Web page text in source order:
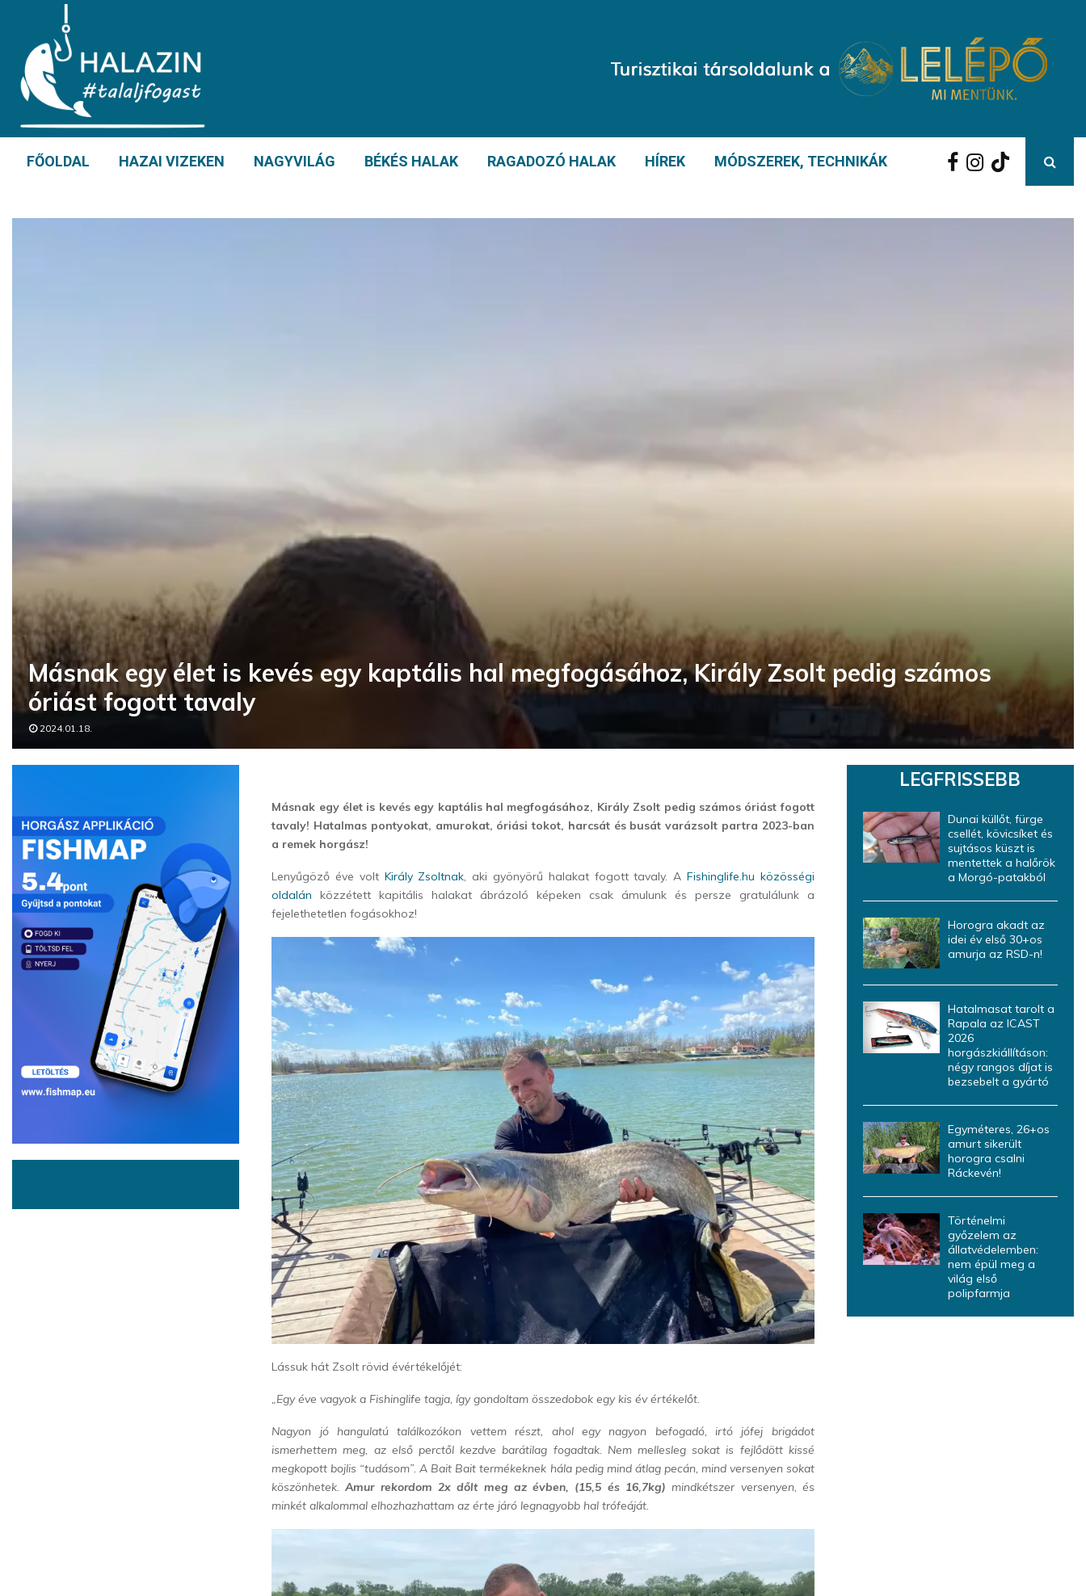
FŐOLDAL HAZAI VIZEKEN NAGYVILÁG BÉKÉS HALAK RAGADOZÓ HALAK HÍREK MÓDSZEREK, TECHNIKÁK
Másnak egy élet is kevés egy kaptális hal megfogásához, Király Zsolt pedig számos
óriást fogott tavaly
2024.01.18.
Másnak egy élet is kevés egy kaptális hal megfogásához, Király Zsolt pedig számos óriást fogott
tavaly! Hatalmas pontyokat, amurokat, óriási tokot, harcsát és busát varázsolt partra 2023-ban
a remek horgász!
Lenyűgöző éve volt Király Zsoltnak, aki gyönyörű halakat fogott tavaly. AFishinglife.hu közösségi
oldalán közzétett kapitális halakat ábrázoló képeken csak ámulunk és persze gratulálunk a
fejelethetetlen fogásokhoz!
Lássuk hát Zsolt rövid évértékelőjét:
„Egy éve vagyok a Fishinglife tagja, így gondoltam összedobok egy kis év értékelőt.
Nagyon jó hangulatú találkozókon vettem részt, ahol egy nagyon befogadó, irtó jófej brigádot
ismerhettem meg, az első perctől kezdve barátilag fogadtak. Nem mellesleg sokat is fejlődött kissé
megkopott bojlis “tudásom”. A Bait Bait termékeknek hála pedig mind átlag pecán, mind versenyen sokat
köszönhetek.Amur rekordom 2x dőlt meg az évben, (15,5 és 16,7kg) mindkétszer versenyen, és
minkét alkalommal elhozhazhattam az érte járó legnagyobb hal trófeáját.
LEGFRISSEBB
Dunai küllőt, fürge
csellét, kövicsíket és
sujtásos küszt is
mentettek a halőrök
a Morgó-patakból
Horogra akadt az
idei év első 30+os
amurja az RSD-n!
Hatalmasat tarolt a
Rapala az ICAST
2026
horgászkiállításon:
négy rangos díjat is
bezsebelt a gyártó
Egyméteres, 26+os
amurt sikerült
horogra csalni
Ráckevén!
Történelmi
győzelem az
állatvédelemben:
nem épül meg a
világ első
polipfarmja